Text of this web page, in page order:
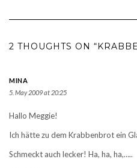
2 THOUGHTS ON
MINA
5. May 2009 at 20:25
Hallo Meggie!
Ich hätte zu dem Krabbenbrot ein
Schmeckt auch lecker! Ha, ha, ha,…..